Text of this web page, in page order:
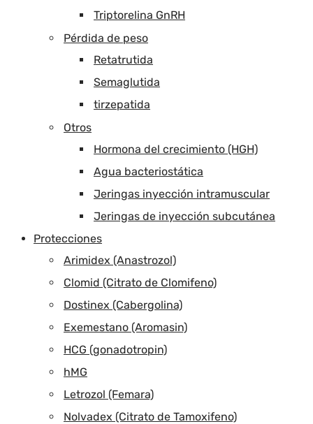
Triptorelina GnRH
Pérdida de peso
Retatrutida
Semaglutida
tirzepatida
Otros
Hormona del crecimiento (HGH)
Agua bacteriostática
Jeringas inyección intramuscular
Jeringas de inyección subcutánea
Protecciones
Arimidex (Anastrozol)
Clomid (Citrato de Clomifeno)
Dostinex (Cabergolina)
Exemestano (Aromasin)
HCG (gonadotropin)
hMG
Letrozol (Femara)
Nolvadex (Citrato de Tamoxifeno)